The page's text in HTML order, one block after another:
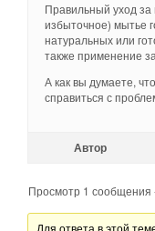
Правильный уход за
избыточное) мытье
натуральных или
также применение
А как вы думаете,
справиться с
Автор
Просмотр 1 сообщения
Для ответа в этой